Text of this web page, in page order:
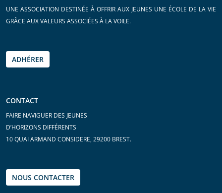
UNE ASSOCIATION DESTINÉE À OFFRIR AUX JEUNES UNE ÉCOLE DE LA VIE
GRÂCE AUX VALEURS ASSOCIÉES À LA VOILE.
ADHÉRER
CONTACT
FAIRE NAVIGUER DES JEUNES
D’HORIZONS DIFFÉRENTS
10 QUAI ARMAND CONSIDERE, 29200 BREST.
NOUS CONTACTER